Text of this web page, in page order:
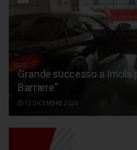
Grande successo a Imola
Barriere”
12 DICEMBRE 2025